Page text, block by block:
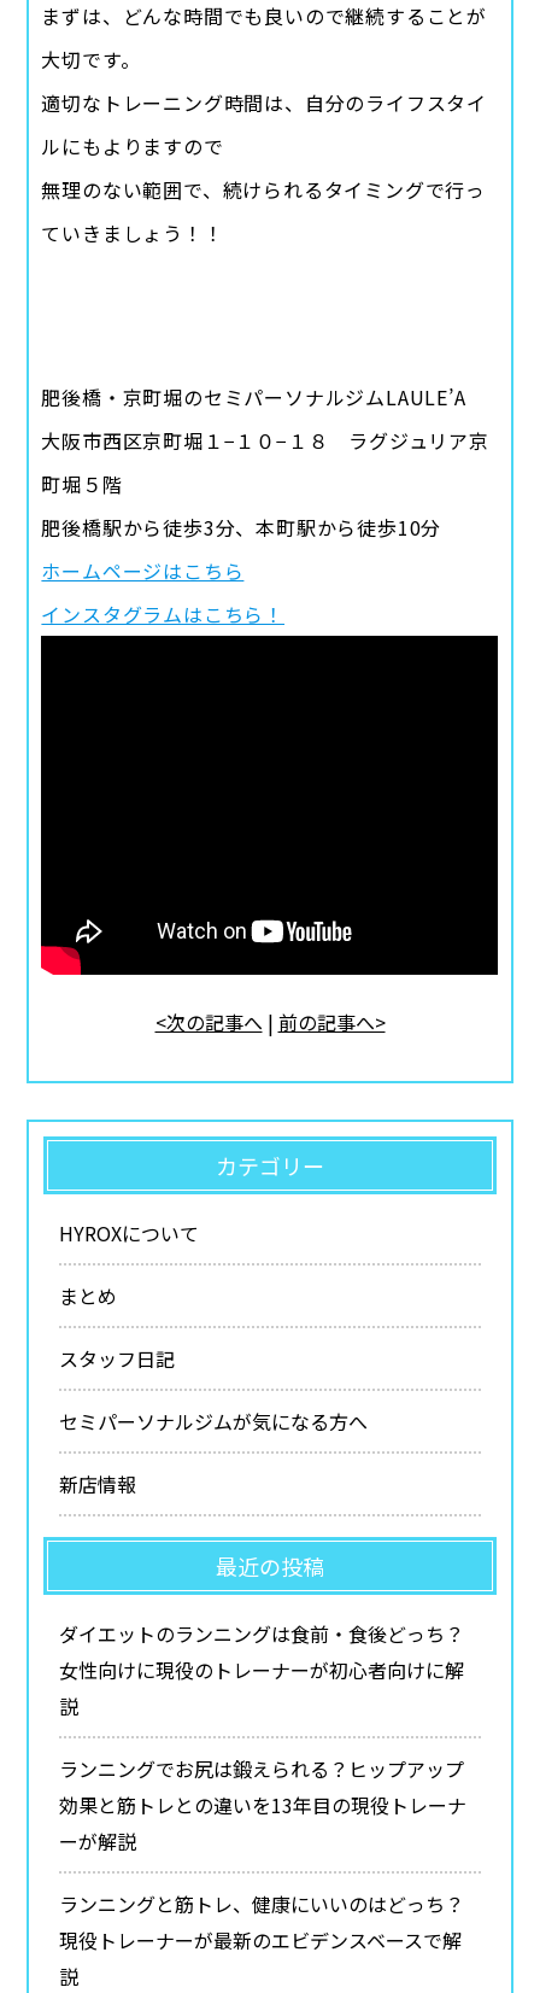
まずは、どんな時間でも良いので継続することが
大切です。
適切なトレーニング時間は、自分のライフスタイ
ルにもよりますので
無理のない範囲で、続けられるタイミングで行っ
ていきましょう！！
肥後橋・京町堀のセミパーソナルジムLAULE’A
大阪市西区京町堀１−１０−１８ ラグジュリア京
町堀５階
肥後橋駅から徒歩3分、本町駅から徒歩10分
ホームページはこちら
インスタグラムはこちら！
<次の記事へ | 前の記事へ>
カテゴリー
HYROXについて
まとめ
スタッフ日記
セミパーソナルジムが気になる方へ
新店情報
最近の投稿
ダイエットのランニングは食前・食後どっち？
女性向けに現役のトレーナーが初心者向けに解
説
ランニングでお尻は鍛えられる？ヒップアップ
効果と筋トレとの違いを13年目の現役トレーナ
ーが解説
ランニングと筋トレ、健康にいいのはどっち？
現役トレーナーが最新のエビデンスベースで解
説